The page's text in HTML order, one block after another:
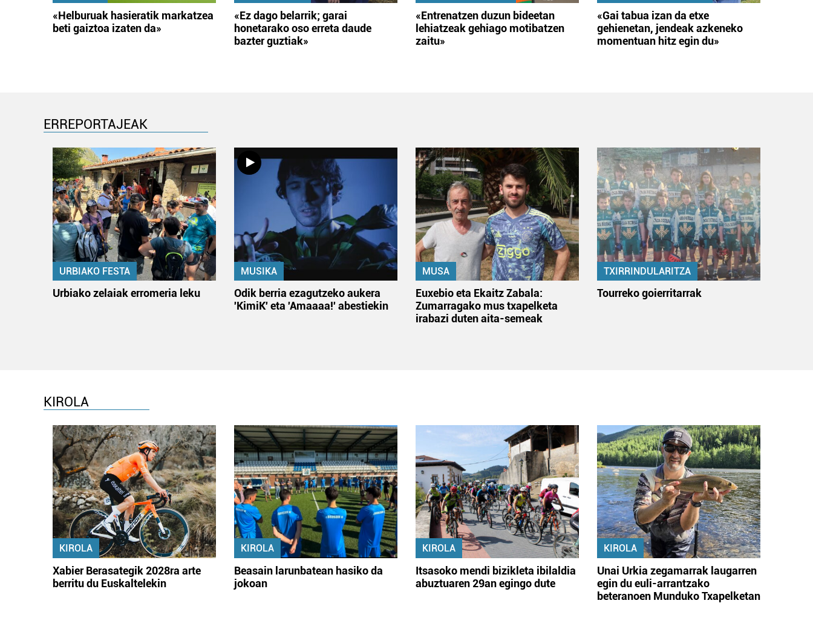
«Helburuak hasieratik markatzea
beti gaiztoa izaten da»
«Ez dago belarrik; garai
honetarako oso erreta daude
bazter guztiak»
«Entrenatzen duzun bideetan
lehiatzeak gehiago motibatzen
zaitu»
«Gai tabua izan da etxe
gehienetan, jendeak azkeneko
momentuan hitz egin du»
ERREPORTAJEAK
URBIAKO FESTA
Urbiako zelaiak erromeria leku
MUSIKA
Odik berria ezagutzeko aukera
'KimiK' eta 'Amaaaa!' abestiekin
MUSA
Euxebio eta Ekaitz Zabala:
Zumarragako mus txapelketa
irabazi duten aita-semeak
TXIRRINDULARITZA
Tourreko goierritarrak
KIROLA
KIROLA
Xabier Berasategik 2028ra arte
berritu du Euskaltelekin
KIROLA
Beasain larunbatean hasiko da
jokoan
KIROLA
Itsasoko mendi bizikleta ibilaldia
abuztuaren 29an egingo dute
KIROLA
Unai Urkia zegamarrak laugarren
egin du euli-arrantzako
beteranoen Munduko Txapelketan